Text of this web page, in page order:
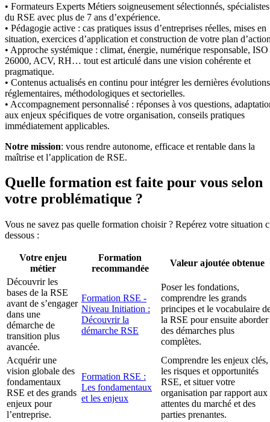
• Formateurs Experts Métiers soigneusement sélectionnés, spécialistes
du RSE avec plus de 7 ans d’expérience.
• Pédagogie active : cas pratiques issus d’entreprises réelles, mises en
situation, exercices d’application et construction de votre plan
• Approche systémique : climat, énergie, numérique responsable, ISO
26000, ACV, RH… tout est articulé dans une vision cohérente et
pragmatique.
• Contenus actualisés en continu pour intégrer les dernières évolutions
réglementaires, méthodologiques et sectorielles.
• Accompagnement personnalisé : réponses à vos questions,
aux enjeux spécifiques de votre organisation, conseils pratiques
immédiatement applicables.
Notre mission: vous rendre autonome, efficace et rentable dans la
maîtrise et l’application de RSE.
Quelle formation est faite pour vous selon
votre problématique ?
Vous ne savez pas quelle formation choisir ? Repérez votre situation
dessous :
Votre enjeu
métier
Formation
recommandée
Valeur ajoutée obtenue
Découvrir les
bases de la RSE
avant de s’engager
dans une
démarche de
transition plus
avancée.
Formation RSE -
Niveau Initiation :
Découvrir la
démarche RSE
Poser les fondations,
comprendre les grands
principes et le vocabulaire
la RSE pour ensuite aborder
des démarches plus
complètes.
Acquérir une
vision globale des
fondamentaux
RSE et des grands
enjeux pour
l’entreprise.
Formation RSE :
Les fondamentaux
et les enjeux
Comprendre les enjeux clés,
les risques et opportunités
RSE, et situer votre
organisation par rapport aux
attentes du marché et des
parties prenantes.